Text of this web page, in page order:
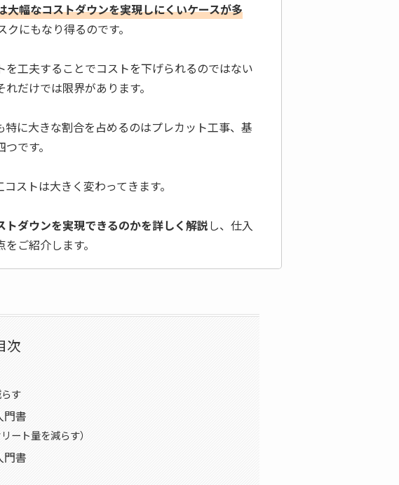
大幅なコストダウンを実現しにくいケースが多
にもなり得るのです。
工夫することでコストを下げられるのではない
だけでは限界があります。
に大きな割合を占めるのはプレカット工事、基
です。
ストは大きく変わってきます。
ダウンを実現できるのかを詳しく解説し、仕入
ご紹介します。
次
す
門書
ート量を減らす）
門書